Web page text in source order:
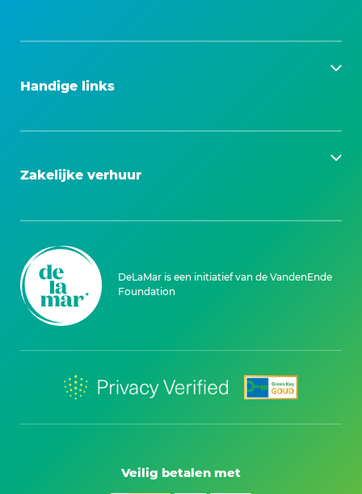
Handige links
Zakelijke verhuur
DeLaMar is een initiatief van de VandenEnde
Foundation
Veilig betalen met